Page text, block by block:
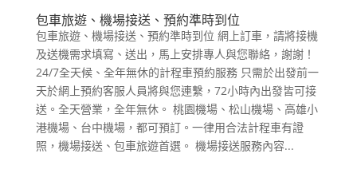
包車旅遊、機場接送、預約準時到位
包車旅遊、機場接送、預約準時到位 網上訂車，請將接機
及送機需求填寫、送出，馬上安排專人與您聯絡，謝謝！
24/7全天候、全年無休的計程車預約服務 只需於出發前一
天於網上預約客服人員將與您連繫，72小時內出發皆可接
送。全天營業，全年無休。 桃園機場、松山機場、高雄小
港機場、台中機場，都可預訂。一律用合法計程車有證
照，機場接送、包車旅遊首選。 機場接送服務內容...